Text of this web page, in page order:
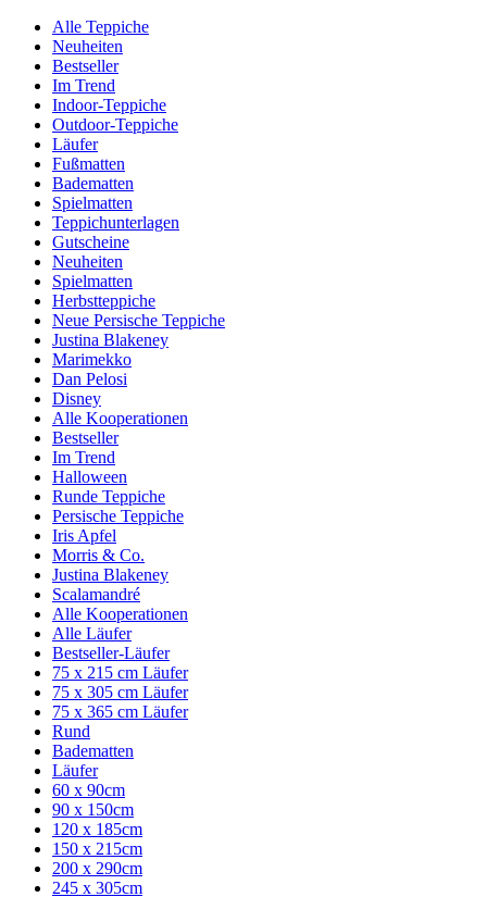
Alle Teppiche
Neuheiten
Bestseller
Im Trend
Indoor-Teppiche
Outdoor-Teppiche
Läufer
Fußmatten
Badematten
Spielmatten
Teppichunterlagen
Gutscheine
Neuheiten
Spielmatten
Herbstteppiche
Neue Persische Teppiche
Justina Blakeney
Marimekko
Dan Pelosi
Disney
Alle Kooperationen
Bestseller
Im Trend
Halloween
Runde Teppiche
Persische Teppiche
Iris Apfel
Morris & Co.
Justina Blakeney
Scalamandré
Alle Kooperationen
Alle Läufer
Bestseller-Läufer
75 x 215 cm Läufer
75 x 305 cm Läufer
75 x 365 cm Läufer
Rund
Badematten
Läufer
60 x 90cm
90 x 150cm
120 x 185cm
150 x 215cm
200 x 290cm
245 x 305cm